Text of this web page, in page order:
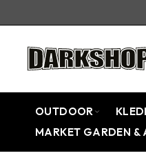
OUTDOOR
MARKET GARDEN &